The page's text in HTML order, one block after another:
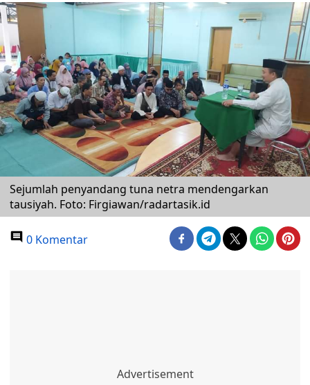
Sejumlah penyandang tuna netra mendengarkan
tausiyah. Foto: Firgiawan/radartasik.id
0 Komentar